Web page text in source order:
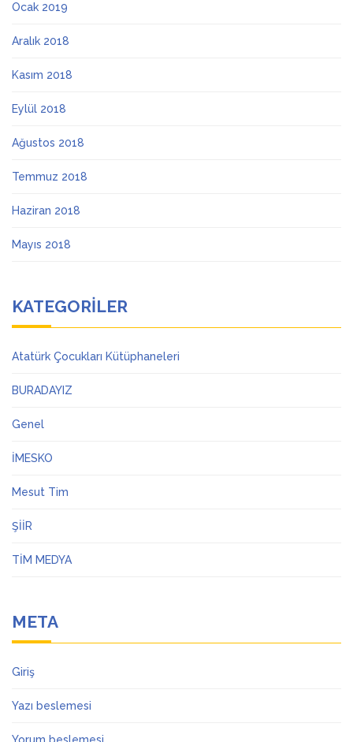
Ocak 2019
Aralık 2018
Kasım 2018
Eylül 2018
Ağustos 2018
Temmuz 2018
Haziran 2018
Mayıs 2018
KATEGORILER
Atatürk Çocukları Kütüphaneleri
BURADAYIZ
Genel
İMESKO
Mesut Tim
ŞİİR
TİM MEDYA
META
Giriş
Yazı beslemesi